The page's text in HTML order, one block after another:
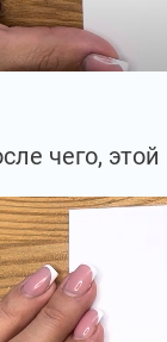
чего,